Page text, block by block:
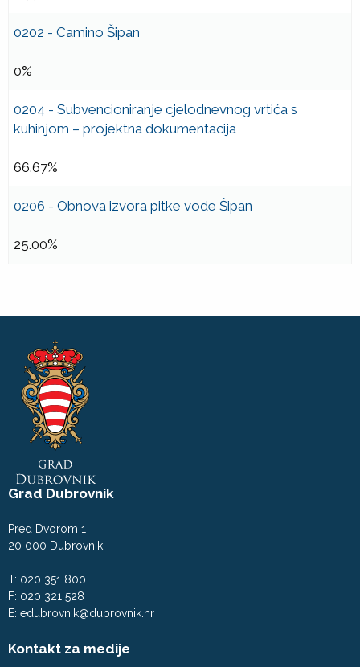
0202 - Camino Šipan
0%
0204 - Subvencioniranje cjelodnevnog vrtića s
kuhinjom – projektna dokumentacija
66.67%
0206 - Obnova izvora pitke vode Šipan
25.00%
Grad Dubrovnik
Pred Dvorom 1
20 000 Dubrovnik
T: 020 351 800
F: 020 321 528
E: edubrovnik@dubrovnik.hr
Kontakt za medije